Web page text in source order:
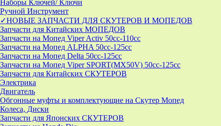
Наборы Ключей/ Ключи
Ручной Инструмент
✓НОВЫЕ ЗАПЧАСТИ ДЛЯ СКУТЕРОВ И МОПЕДОВ
Запчасти для Китайских МОПЕДОВ
Запчасти на Мопед Viper Activ 50cc-110cc
Запчасти на Мопед ALPHA 50cc-125cc
Запчасти на Мопед Delta 50cc-125cc
Запчасти на Мопед Viper SPORT(MX50V) 50cc-125cc
Запчасти для Китайских СКУТЕРОВ
Электрика
Двигатель
Обгонные муфты и комплектующие на Скутер Мопед
Колеса, Диски
Запчасти для Японских СКУТЕРОВ